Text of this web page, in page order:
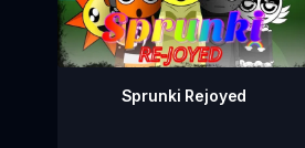
Sprunki Rejoyed